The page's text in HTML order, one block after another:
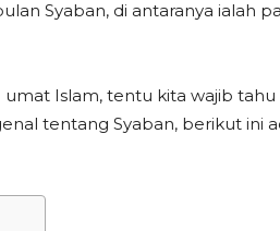
Syaban, di antaranya ialah
umat Islam, tentu kita wajib tahu
tentang Syaban, berikut ini